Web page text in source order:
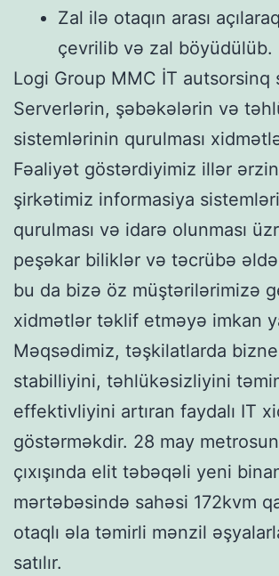
Zal ilə otaqın arası
çevrilib və zal böyüdülüb.
Logi Group MMC İT autsorsinq
Serverlərin, şəbəkələrin və
sistemlərinin qurulması
Fəaliyət göstərdiyimiz illər
şirkətimiz informasiya
qurulması və idarə olunması
peşəkar biliklər və təcrübə
bu da bizə öz müştərilərimizə
xidmətlər təklif etməyə imkan
Məqsədimiz, təşkilatlarda
stabilliyini, təhlükəsizliyini
effektivliyini artıran faydalı IT
göstərməkdir. 28 may
çıxışında elit təbəqəli yeni
mərtəbəsində sahəsi 172kvm
otaqlı əla təmirli mənzil
satılır.